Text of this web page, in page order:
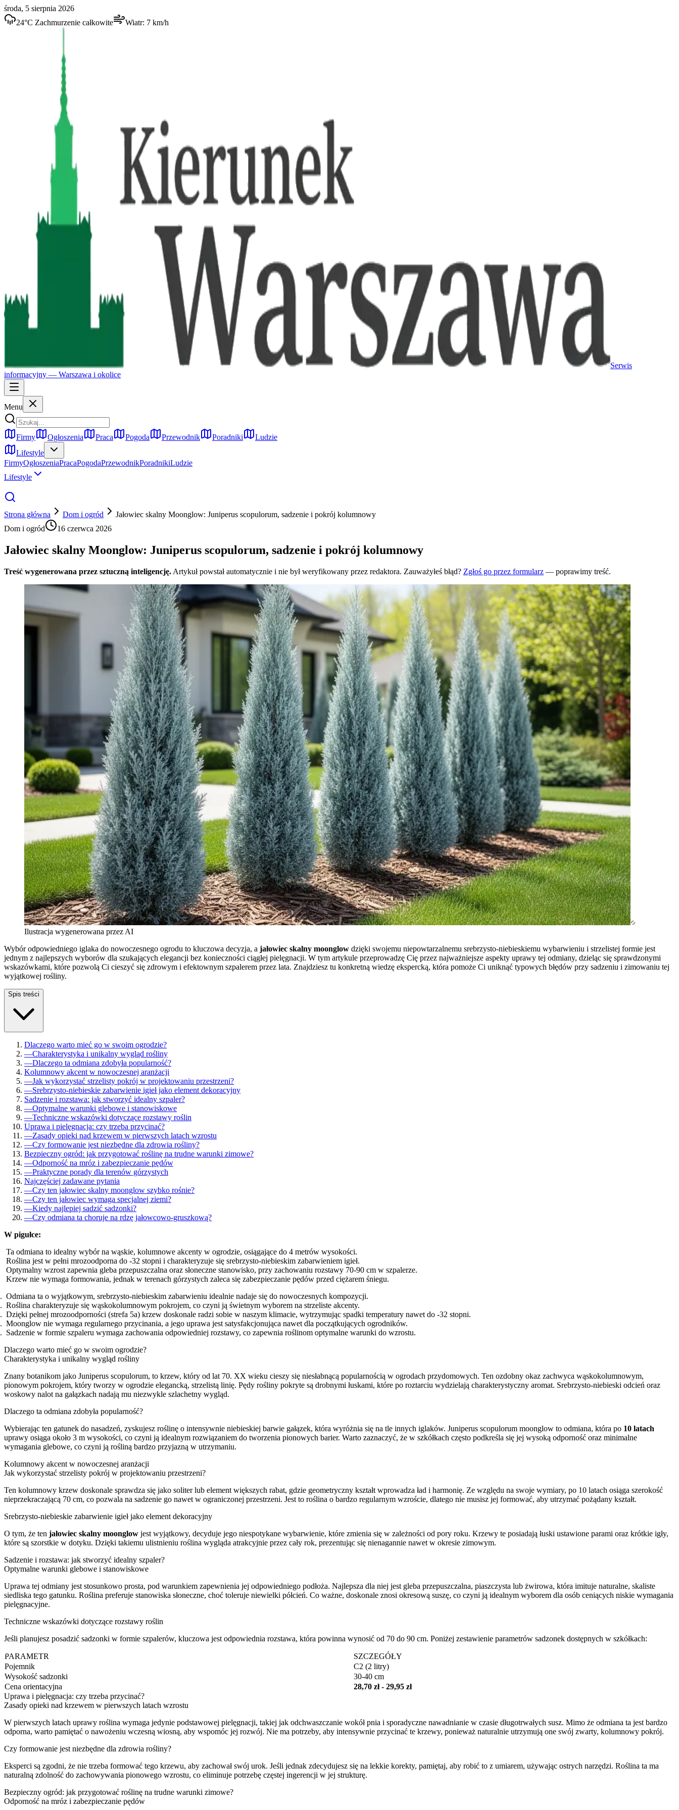
środa, 5 sierpnia 2026
24°C Zachmurzenie całkowite Wiatr: 7 km/h
Serwis
informacyjny — Warszawa i okolice
Menu
Firmy Ogłoszenia Praca Pogoda Przewodnik Poradniki
Ludzie
Lifestyle
FirmyOgłoszeniaPracaPogodaPrzewodnikPoradnikiLudzie
Lifestyle
Strona główna Dom i ogród
Jałowiec skalny Moonglow: Juniperus scopulorum, sadzenie i pokrój kolumnowy
Dom i ogród
16 czerwca 2026
Jałowiec skalny Moonglow: Juniperus scopulorum, sadzenie i pokrój kolumnowy
Treść wygenerowana przez sztuczną inteligencję. Artykuł powstał automatycznie i nie był weryfikowany przez redaktora. Zauważyłeś błąd? Zgłoś go przez formularz — poprawimy treść.
Ilustracja wygenerowana przez AI
Wybór odpowiedniego iglaka do nowoczesnego ogrodu to kluczowa decyzja, a jałowiec skalny moonglow dzięki swojemu niepowtarzalnemu srebrzysto-niebieskiemu wybarwieniu i strzelistej formie jest
jednym z najlepszych wyborów dla szukających elegancji bez konieczności ciągłej pielęgnacji. W tym artykule przeprowadzę Cię przez najważniejsze aspekty uprawy tej odmiany, dzieląc się sprawdzonymi
wskazówkami, które pozwolą Ci cieszyć się zdrowym i efektownym szpalerem przez lata. Znajdziesz tu konkretną wiedzę ekspercką, która pomoże Ci uniknąć typowych błędów przy sadzeniu i zimowaniu tej
wyjątkowej rośliny.
Spis treści
Dlaczego warto mieć go w swoim ogrodzie?
—Charakterystyka i unikalny wygląd rośliny
—Dlaczego ta odmiana zdobyła popularność?
Kolumnowy akcent w nowoczesnej aranżacji
—Jak wykorzystać strzelisty pokrój w projektowaniu przestrzeni?
—Srebrzysto-niebieskie zabarwienie igieł jako element dekoracyjny
Sadzenie i rozstawa: jak stworzyć idealny szpaler?
—Optymalne warunki glebowe i stanowiskowe
—Techniczne wskazówki dotyczące rozstawy roślin
Uprawa i pielęgnacja: czy trzeba przycinać?
—Zasady opieki nad krzewem w pierwszych latach wzrostu
—Czy formowanie jest niezbędne dla zdrowia rośliny?
Bezpieczny ogród: jak przygotować roślinę na trudne warunki zimowe?
—Odporność na mróz i zabezpieczanie pędów
—Praktyczne porady dla terenów górzystych
Najczęściej zadawane pytania
—Czy ten jałowiec skalny moonglow szybko rośnie?
—Czy ten jałowiec wymaga specjalnej ziemi?
—Kiedy najlepiej sadzić sadzonki?
—Czy odmiana ta choruje na rdzę jałowcowo-gruszkową?
W pigułce:
Ta odmiana to idealny wybór na wąskie, kolumnowe akcenty w ogrodzie, osiągające do 4 metrów wysokości.
Roślina jest w pełni mrozoodporna do -32 stopni i charakteryzuje się srebrzysto-niebieskim zabarwieniem igieł.
Optymalny wzrost zapewnia gleba przepuszczalna oraz słoneczne stanowisko, przy zachowaniu rozstawy 70-90 cm w szpalerze.
Krzew nie wymaga formowania, jednak w terenach górzystych zaleca się zabezpieczanie pędów przed ciężarem śniegu.
Odmiana ta o wyjątkowym, srebrzysto-niebieskim zabarwieniu idealnie nadaje się do nowoczesnych kompozycji.
Roślina charakteryzuje się wąskokolumnowym pokrojem, co czyni ją świetnym wyborem na strzeliste akcenty.
Dzięki pełnej mrozoodporności (strefa 5a) krzew doskonale radzi sobie w naszym klimacie, wytrzymując spadki temperatury nawet do -32 stopni.
Moonglow nie wymaga regularnego przycinania, a jego uprawa jest satysfakcjonująca nawet dla początkujących ogrodników.
Sadzenie w formie szpaleru wymaga zachowania odpowiedniej rozstawy, co zapewnia roślinom optymalne warunki do wzrostu.
Dlaczego warto mieć go w swoim ogrodzie?
Charakterystyka i unikalny wygląd rośliny
Znany botanikom jako Juniperus scopulorum, to krzew, który od lat 70. XX wieku cieszy się niesłabnącą popularnością w ogrodach przydomowych. Ten ozdobny okaz zachwyca wąskokolumnowym,
pionowym pokrojem, który tworzy w ogrodzie elegancką, strzelistą linię. Pędy rośliny pokryte są drobnymi łuskami, które po roztarciu wydzielają charakterystyczny aromat. Srebrzysto-niebieski odcień oraz
woskowy nalot na gałązkach nadają mu niezwykle szlachetny wygląd.
Dlaczego ta odmiana zdobyła popularność?
Wybierając ten gatunek do nasadzeń, zyskujesz roślinę o intensywnie niebieskiej barwie gałązek, która wyróżnia się na tle innych iglaków. Juniperus scopulorum moonglow to odmiana, która po 10 latach
uprawy osiąga około 3 m wysokości, co czyni ją idealnym rozwiązaniem do tworzenia pionowych barier. Warto zaznaczyć, że w szkółkach często podkreśla się jej wysoką odporność oraz minimalne
wymagania glebowe, co czyni ją rośliną bardzo przyjazną w utrzymaniu.
Kolumnowy akcent w nowoczesnej aranżacji
Jak wykorzystać strzelisty pokrój w projektowaniu przestrzeni?
Ten kolumnowy krzew doskonale sprawdza się jako soliter lub element większych rabat, gdzie geometryczny kształt wprowadza ład i harmonię. Ze względu na swoje wymiary, po 10 latach osiąga szerokość
nieprzekraczającą 70 cm, co pozwala na sadzenie go nawet w ograniczonej przestrzeni. Jest to roślina o bardzo regularnym wzroście, dlatego nie musisz jej formować, aby utrzymać pożądany kształt.
Srebrzysto-niebieskie zabarwienie igieł jako element dekoracyjny
O tym, że ten jałowiec skalny moonglow jest wyjątkowy, decyduje jego niespotykane wybarwienie, które zmienia się w zależności od pory roku. Krzewy te posiadają łuski ustawione parami oraz krótkie igły,
które są szorstkie w dotyku. Dzięki takiemu ulistnieniu roślina wygląda atrakcyjnie przez cały rok, prezentując się nienagannie nawet w okresie zimowym.
Sadzenie i rozstawa: jak stworzyć idealny szpaler?
Optymalne warunki glebowe i stanowiskowe
Uprawa tej odmiany jest stosunkowo prosta, pod warunkiem zapewnienia jej odpowiedniego podłoża. Najlepsza dla niej jest gleba przepuszczalna, piaszczysta lub żwirowa, która imituje naturalne, skaliste
siedliska tego gatunku. Roślina preferuje stanowiska słoneczne, choć toleruje niewielki półcień. Co ważne, doskonale znosi okresową suszę, co czyni ją idealnym wyborem dla osób ceniących niskie wymagania
pielęgnacyjne.
Techniczne wskazówki dotyczące rozstawy roślin
Jeśli planujesz posadzić sadzonki w formie szpalerów, kluczowa jest odpowiednia rozstawa, która powinna wynosić od 70 do 90 cm. Poniżej zestawienie parametrów sadzonek dostępnych w szkółkach:
PARAMETR
SZCZEGÓŁY
Pojemnik
C2 (2 litry)
Wysokość sadzonki
30-40 cm
Cena orientacyjna
28,70 zł - 29,95 zł
Uprawa i pielęgnacja: czy trzeba przycinać?
Zasady opieki nad krzewem w pierwszych latach wzrostu
W pierwszych latach uprawy roślina wymaga jedynie podstawowej pielęgnacji, takiej jak odchwaszczanie wokół pnia i sporadyczne nawadnianie w czasie długotrwałych susz. Mimo że odmiana ta jest bardzo
odporna, warto pamiętać o nawożeniu wczesną wiosną, aby wspomóc jej rozwój. Nie ma potrzeby, aby intensywnie przycinać te krzewy, ponieważ naturalnie utrzymują one swój zwarty, kolumnowy pokrój.
Czy formowanie jest niezbędne dla zdrowia rośliny?
Eksperci są zgodni, że nie trzeba formować tego krzewu, aby zachował swój urok. Jeśli jednak zdecydujesz się na lekkie korekty, pamiętaj, aby robić to z umiarem, używając ostrych narzędzi. Roślina ta ma
naturalną zdolność do zachowywania pionowego wzrostu, co eliminuje potrzebę częstej ingerencji w jej strukturę.
Bezpieczny ogród: jak przygotować roślinę na trudne warunki zimowe?
Odporność na mróz i zabezpieczanie pędów